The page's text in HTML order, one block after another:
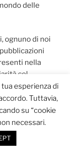
delle
ognuno di noi
nella
col
la validità di
attività, entro,
scientifico
esperienza di
Tuttavia,
su “cookie
necessari.